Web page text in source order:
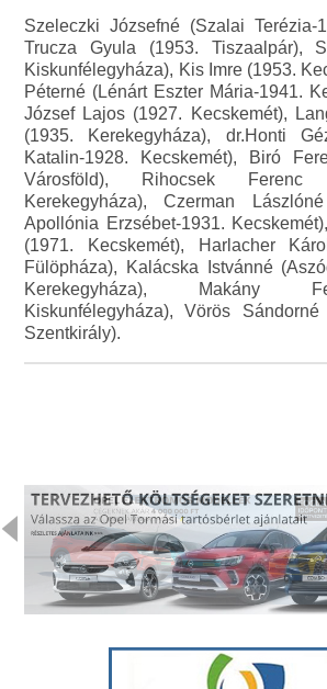
Szeleczki Józsefné (Szalai Terézia-
Trucza Gyula (1953. Tiszaalpár),
Kiskunfélegyháza), Kis Imre (1953.
Péterné (Lénárt Eszter Mária-1941.
József Lajos (1927. Kecskemét),
(1935. Kerekegyháza), dr.Honti
Katalin-1928. Kecskemét), Biró
Városföld), Rihocsek Ferenc
Kerekegyháza), Czerman
Apollónia Erzsébet-1931.
(1971. Kecskemét), Harlacher
Fülöpháza), Kalácska Istvánné
Kerekegyháza), Makány
Kiskunfélegyháza), Vörös
Szentkirály).